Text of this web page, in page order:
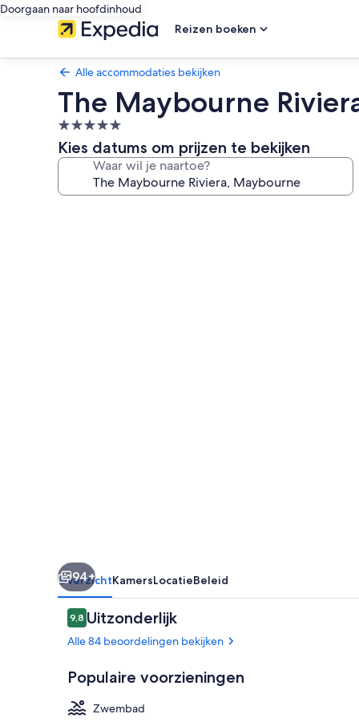
Doorgaan naar hoofdinhoud
Reizen boeken
Alle accommodaties bekijken
The Maybourne
5.0-
sterrenaccommodatie
Kies datums om prijzen te bekijken
Waar wil je naartoe?
94+
OverzichtKamersLocatieBeleid
Beoordelingen
9,89,8 op 10 –
Uitzonderlijk
Alle 84 beoordelingen bekijken
Populaire voorzieningen
Zwembad